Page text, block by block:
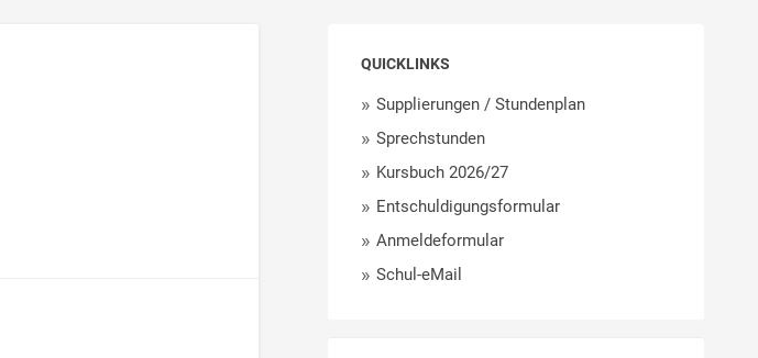
QUICKLINKS
Supplierungen / Stundenplan
Sprechstunden
Kursbuch 2026/27
Entschuldigungsformular
Anmeldeformular
Schul-eMail